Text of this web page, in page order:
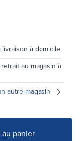
livraison à domicile
au magasin à
autre magasin
panier